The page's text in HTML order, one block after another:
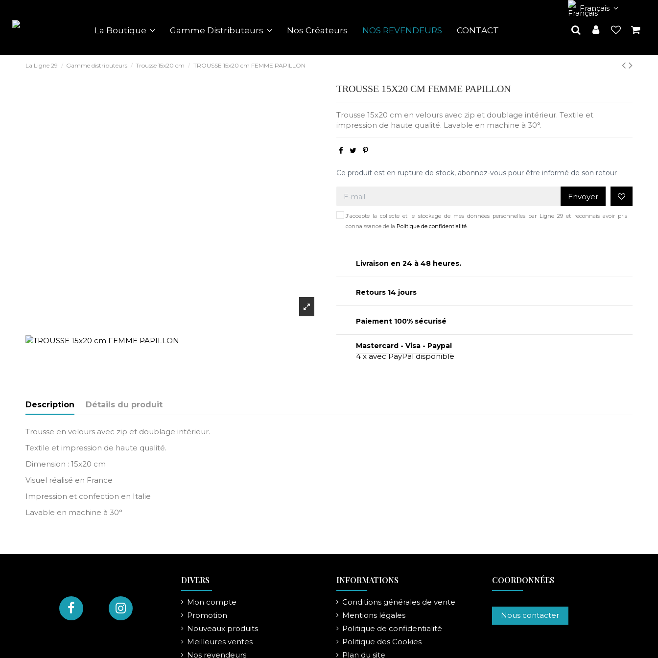
Français
La Boutique Gamme Distributeurs Nos Créateurs NOS REVENDEURS CONTACT
La Ligne 29 Gamme distributeurs Trousse 15x20 cm TROUSSE 15x20 cm FEMME PAPILLON
TROUSSE 15X20 CM FEMME PAPILLON
Trousse 15x20 cm en velours avec zip et doublage intérieur. Textile et
impression de haute qualité. Lavable en machine à 30°.
Ce produit est en rupture de stock, abonnez-vous pour être informé de son retour
Envoyer
J'accepte la collecte et le stockage de mes données personnelles par Ligne 29 et reconnais avoir pris
connaissance de la Politique de confidentialité.
Livraison en 24 à 48 heures.
Retours 14 jours
Paiement 100% sécurisé
Mastercard - Visa - Paypal
4 x avec PayPal disponible
Description Détails du produit
Trousse en velours avec zip et doublage intérieur.
Textile et impression de haute qualité.
Dimension : 15x20 cm
Visuel réalisé en France
Impression et confection en Italie
Lavable en machine à 30°
DIVERS
Mon compte
Promotion
Nouveaux produits
Meilleures ventes
Nos revendeurs
INFORMATIONS
Conditions générales de vente
Mentions légales
Politique de confidentialité
Politique des Cookies
Plan du site
COORDONNÉES
Nous contacter